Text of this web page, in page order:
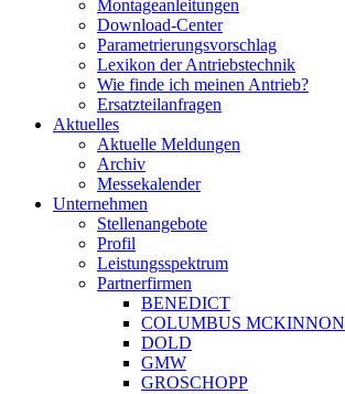
Montageanleitungen
Download-Center
Parametrierungsvorschlag
Lexikon der Antriebstechnik
Wie finde ich meinen Antrieb?
Ersatzteilanfragen
Aktuelles
Aktuelle Meldungen
Archiv
Messekalender
Unternehmen
Stellenangebote
Profil
Leistungsspektrum
Partnerfirmen
BENEDICT
COLUMBUS MCKINNON
DOLD
GMW
GROSCHOPP